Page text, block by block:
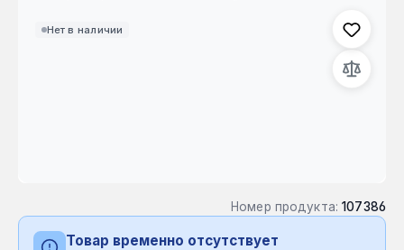
Нет в наличии
Номер продукта: 107386
Товар временно отсутствует